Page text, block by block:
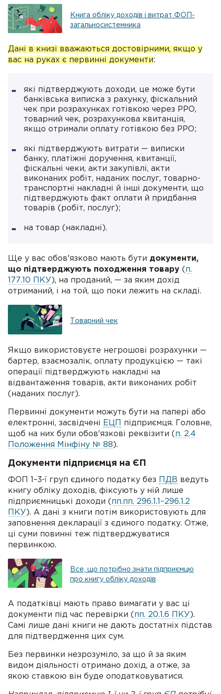
Книга обліку доходів і витрат ФОП-
загальносистемника
Дані в книзі вважаються достовірними, якщо у
вас на руках є первинні документи:
які підтверджують доходи, це може бути
банківська виписка з рахунку, фіскальний
чек при розрахунках готівкою через РРО,
товарний чек, розрахункова квитанція,
якщо отримали оплату готівкою без РРО;
які підтверджують витрати — виписки
банку, платіжні доручення, квитанції,
фіскальні чеки, акти закупівлі, акти
виконаних робіт, наданих послуг, товарно-
транспортні накладні й інші документи, що
підтверджують факт оплати й придбання
товарів (робіт, послуг);
на товар (накладні).
Ще у вас обов'язково мають бути документи,
що підтверджують походження товару ( п.
177.10 ПКУ ), на проданий, — за яким дохід
отриманий, і на той, що поки лежить на складі.
Товарний чек
Якщо використовуєте негрошові розрахунки —
бартер, взаємозалік, оплату продукцією — такі
операції підтверджують накладні на
відвантаження товарів, акти виконаних робіт
(наданих послуг).
Первинні документи можуть бути на папері або
електронні, засвідчені
ЕЦП
підприємця. Головне,
щоб на них були обов'язкові реквізити ( п. 2.4
Положення Мінфіну № 88 ).
Документи підприємця на ЄП
ФОП 1–3-ї груп єдиного податку без ПДВ ведуть
книгу обліку доходів, фіксують у ній лише
підприємницькі доходи ( пп.пп. 296.1.1–296.1.2
ПКУ ). А дані з книги потім використовують для
заповнення декларації з єдиного податку. Отже,
ці суми повинні теж підтверджуватися
первинкою.
Все, що потрібно знати підприємцю
про книгу обліку доходів
А податківці мають право вимагати у вас ці
документи під час перевірки ( пп. 20.1.6 ПКУ ).
Самі лише дані книги не дають достатніх підстав
для підтвердження цих сум.
Без первинки незрозуміло, за що й за яким
видом діяльності отримано дохід, а отже, за
якою ставкою він буде оподатковуватися.